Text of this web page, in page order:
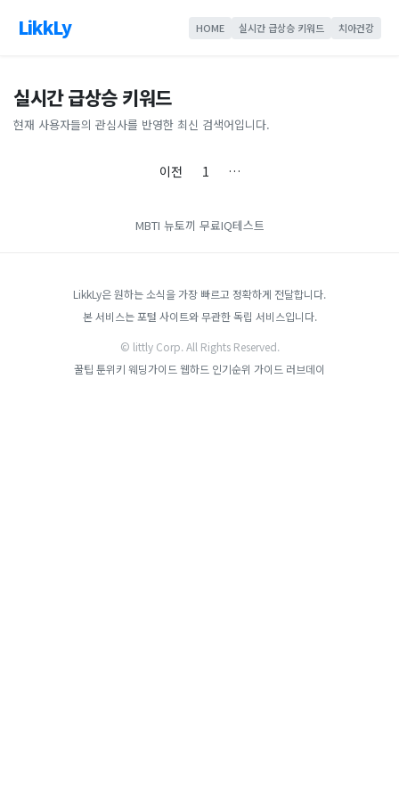
LikkLy HOME 실시간 급상승 키워드 치아건강
실시간 급상승 키워드
현재 사용자들의 관심사를 반영한 최신 검색어입니다.
이전 1 …
MBTI 뉴토끼 무료IQ테스트
LikkLy은 원하는 소식을 가장 빠르고 정확하게 전달합니다.
본 서비스는 포털 사이트와 무관한 독립 서비스입니다.
© littly Corp. All Rights Reserved.
꿀팁 툰위키 웨딩가이드 웹하드 인기순위 가이드 러브데이